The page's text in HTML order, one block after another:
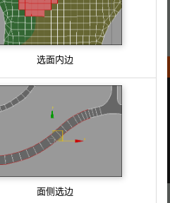
选面内边
面侧选边